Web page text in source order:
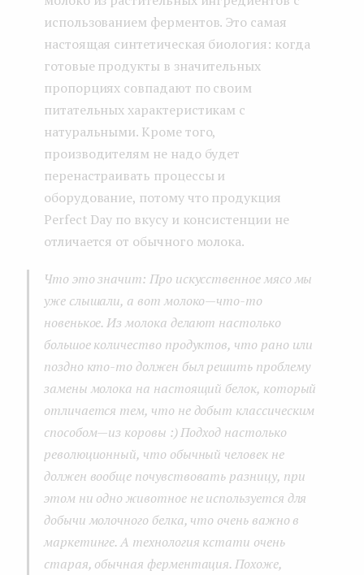
использованием ферментов. Это самая
настоящая синтетическая биология: когда
готовые продукты в значительных
пропорциях совпадают по своим
питательных характеристикам с
натуральными. Кроме того,
производителям не надо будет
перенастраивать процессы и
оборудование, потому что продукция
Perfect Day по вкусу и консистенции не
отличается от обычного молока.
Что это значит: Про искусственное мясо мы
уже слышали, а вот молоко — что-то
новенькое. Из молока делают настолько
большое количество продуктов, что рано или
поздно кто-то должен был решить проблему
замены молока на настоящий белок, который
отличается тем, что не добыт классическим
способом — из коровы :) Подход настолько
революционный, что обычный человек не
должен вообще почувствовать разницу, при
этом ни одно животное не используется для
добычи молочного белка, что очень важно в
маркетинге. А технология кстати очень
старая, обычная ферментация. Похоже,